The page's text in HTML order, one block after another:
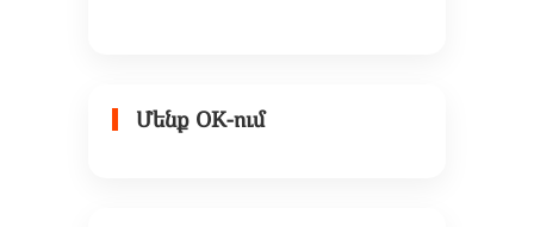
Մենք OK-ում